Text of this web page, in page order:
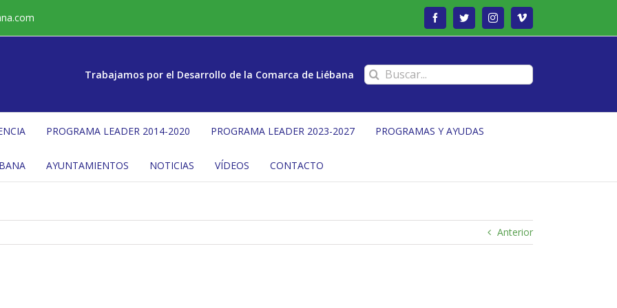
FacebookTwitterInstagramVimeo
Trabajamos por el Desarrollo de la Comarca de Liébana Buscar:
PROGRAMA LEADER 2014-2020 PROGRAMA LEADER 2023-2027 PROGRAMAS Y AYUDAS
AYUNTAMIENTOS NOTICIAS VÍDEOS CONTACTO
Anterior